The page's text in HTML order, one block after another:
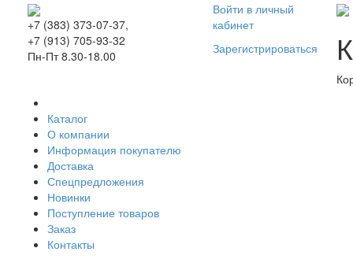
+7 (383) 373-07-37,
+7 (913) 705-93-32
Пн-Пт 8.30-18.00
Войти в личный
кабинет
Зарегистрироваться
Каталог
О компании
Информация покупателю
Доставка
Спецпредложения
Новинки
Поступление товаров
Заказ
Контакты